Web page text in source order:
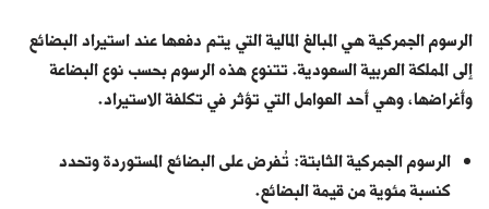
الرسوم الجمركية هي المبالغ المالية التي يتم دفعها عند استيراد البضائع
إلى المملكة العربية السعودية. تتنوع هذه الرسوم بحسب نوع البضاعة
وأغراضها، وهي أحد العوامل التي تؤثر في تكلفة الاستيراد.
الرسوم الجمركية الثابتة: تُفرض على البضائع المستوردة وتحدد
كنسبة مئوية من قيمة البضائع.